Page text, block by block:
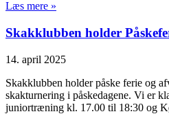
Læs mere »
Skakklubben holder
14. april 2025
Skakklubben holder påske ferie og
skakturnering i påskedagene. Vi er
juniortræning kl. 17.00 til 18:30 og